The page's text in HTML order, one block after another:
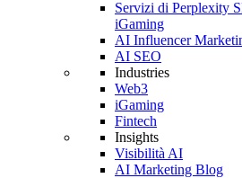
Servizi di Perplexity
iGaming
AI Influencer
AI SEO
Industries
Web3
iGaming
Fintech
Insights
Visibilità AI
AI Marketing Blog